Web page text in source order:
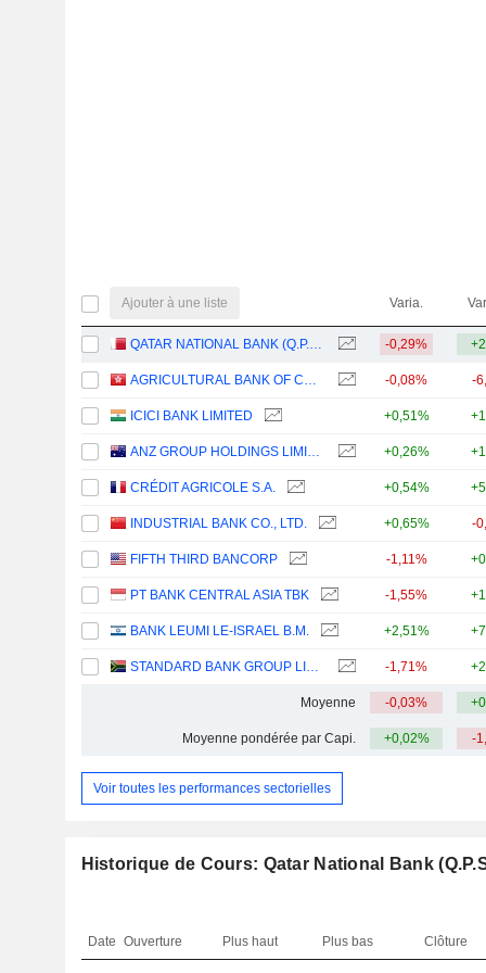
Ajouter à une liste Varia.
QATAR NATIONAL BANK (Q.P.S.C.) -0,29%
AGRICULTURAL BANK OF CHINA LIMITED -0,08% -
ICICI BANK LIMITED +0,51%
ANZ GROUP HOLDINGS LIMITED +0,26%
CRÉDIT AGRICOLE S.A. +0,54%
INDUSTRIAL BANK CO., LTD. +0,65% -
FIFTH THIRD BANCORP -1,11%
PT BANK CENTRAL ASIA TBK -1,55%
BANK LEUMI LE-ISRAEL B.M. +2,51%
STANDARD BANK GROUP LIMITED -1,71%
Moyenne -0,03%
Moyenne pondérée par Capi. +0,02% -
Voir toutes les performances sectorielles
Historique de Cours: Qatar National Bank
Date Ouverture Plus haut Plus bas Clôture